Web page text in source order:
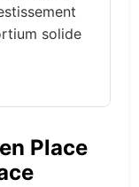
solide
Place